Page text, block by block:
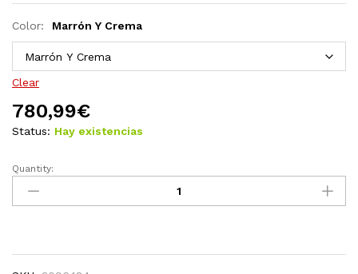
Color: Marrón Y Crema
Clear
780,99€
Status: Hay existencias
Muebles
jardín
Quantity: